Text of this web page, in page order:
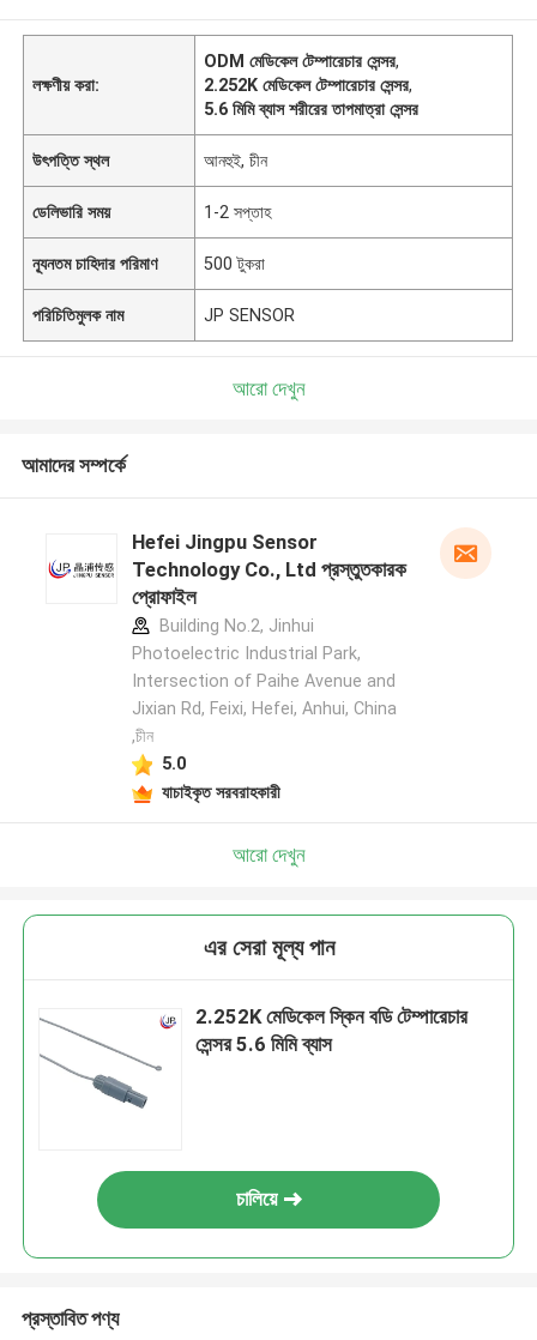
লক্ষণীয় করা:
ODM মেডিকেল টেম্পারেচার সেন্সর,
2.252K মেডিকেল টেম্পারেচার সেন্সর,
5.6 মিমি ব্যাস শরীরের তাপমাত্রা সেন্সর
উৎপত্তি স্থল আনহুই, চীন
ডেলিভারি সময় 1-2 সপ্তাহ
ন্যূনতম চাহিদার পরিমাণ 500 টুকরা
পরিচিতিমুলক নাম JP SENSOR
আরো দেখুন
আমাদের সম্পর্কে
Hefei Jingpu Sensor
Technology Co., Ltd প্রস্তুতকারক
প্রোফাইল
Building No.2, Jinhui
Photoelectric Industrial Park,
Intersection of Paihe Avenue and
Jixian Rd, Feixi, Hefei, Anhui, China
,চীন
5.0
যাচাইকৃত সরবরাহকারী
আরো দেখুন
এর সেরা মূল্য পান
2.252K মেডিকেল স্কিন বডি টেম্পারেচার
সেন্সর 5.6 মিমি ব্যাস
চালিয়ে
প্রস্তাবিত পণ্য